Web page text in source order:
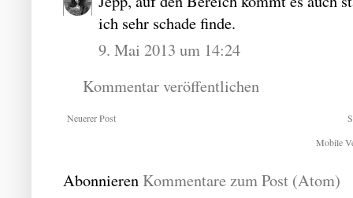
ich sehr schade finde.
9. Mai 2013 um 14:24
Kommentar veröffentlichen
Neuerer Post
Mobile
Abonnieren Kommentare zum Post (Atom)